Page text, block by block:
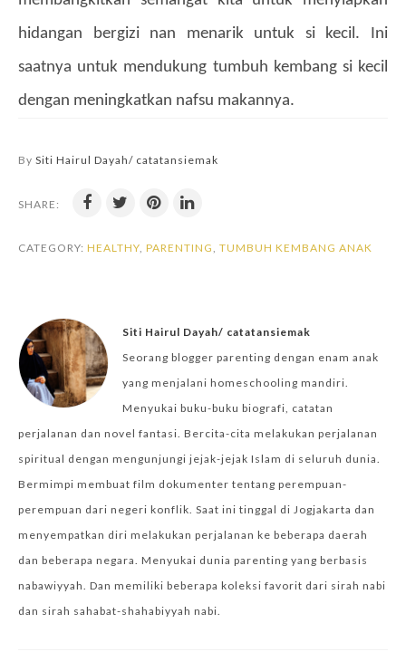
hidangan bergizi nan menarik untuk si kecil. Ini
saatnya untuk mendukung tumbuh kembang si kecil
dengan meningkatkan nafsu makannya.
By Siti Hairul Dayah/ catatansiemak
SHARE:
CATEGORY: HEALTHY, PARENTING, TUMBUH KEMBANG ANAK
Siti Hairul Dayah/ catatansiemak
Seorang blogger parenting dengan enam anak
yang menjalani homeschooling mandiri.
Menyukai buku-buku biografi, catatan
perjalanan dan novel fantasi. Bercita-cita melakukan perjalanan
spiritual dengan mengunjungi jejak-jejak Islam di seluruh dunia.
Bermimpi membuat film dokumenter tentang perempuan-
perempuan dari negeri konflik. Saat ini tinggal di Jogjakarta dan
menyempatkan diri melakukan perjalanan ke beberapa daerah
dan beberapa negara. Menyukai dunia parenting yang berbasis
nabawiyyah. Dan memiliki beberapa koleksi favorit dari sirah nabi
dan sirah sahabat-shahabiyyah nabi.